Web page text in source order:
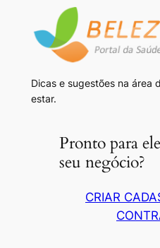
Dicas e sugestões na área
estar.
Pronto para
seu negócio?
CRIAR